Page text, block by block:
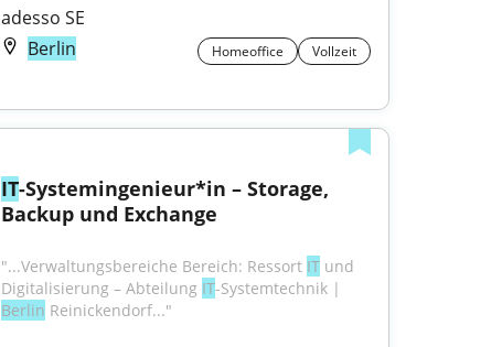
adesso SE
Berlin
Homeoffice Vollzeit
IT-Systemingenieur*in – Storage,
Backup und Exchange
"...Verwaltungsbereiche Bereich: Ressort IT und
Digitalisierung – Abteilung IT
Berlin Reinickendorf..."